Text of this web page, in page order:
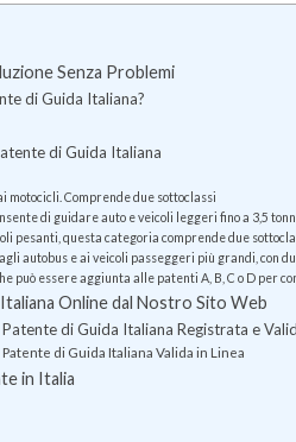
Senza Problemi
di Guida Italiana?
di Guida Italiana
Comprende due sottoclassi
di guidare auto e veicoli leggeri fino a 3,5
pesanti, questa categoria comprende due
autobus e ai veicoli passeggeri più grandi, con
può essere aggiunta alle patenti A, B, C o D per
Online dal Nostro Sito Web
di Guida Italiana Registrata e
di Guida Italiana Valida in Linea
in Italia